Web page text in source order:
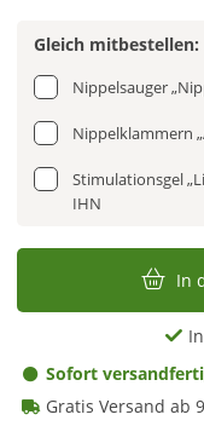
Gleich mitbestellen:
Nippelsauger
Nippelklammern
Stimulationsgel
IHN
In
Sofort
Gratis Versand ab